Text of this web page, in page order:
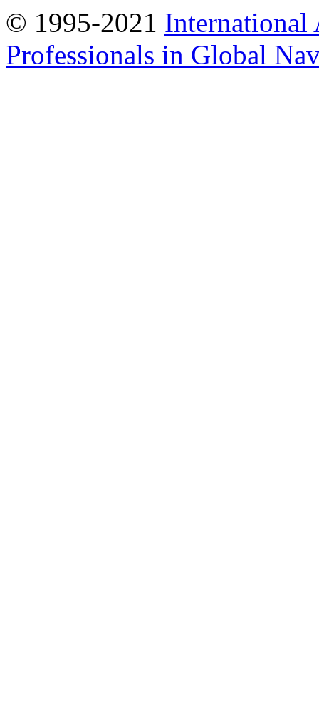
© 1995-2021 International
Professionals in Global